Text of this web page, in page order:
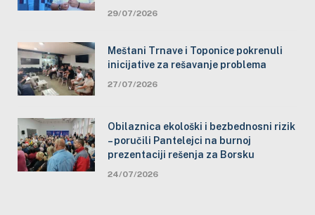
29/07/2026
Meštani Trnave i Toponice pokrenuli
inicijative za rešavanje problema
27/07/2026
Obilaznica ekološki i bezbednosni rizik
– poručili Pantelejci na burnoj
prezentaciji rešenja za Borsku
24/07/2026